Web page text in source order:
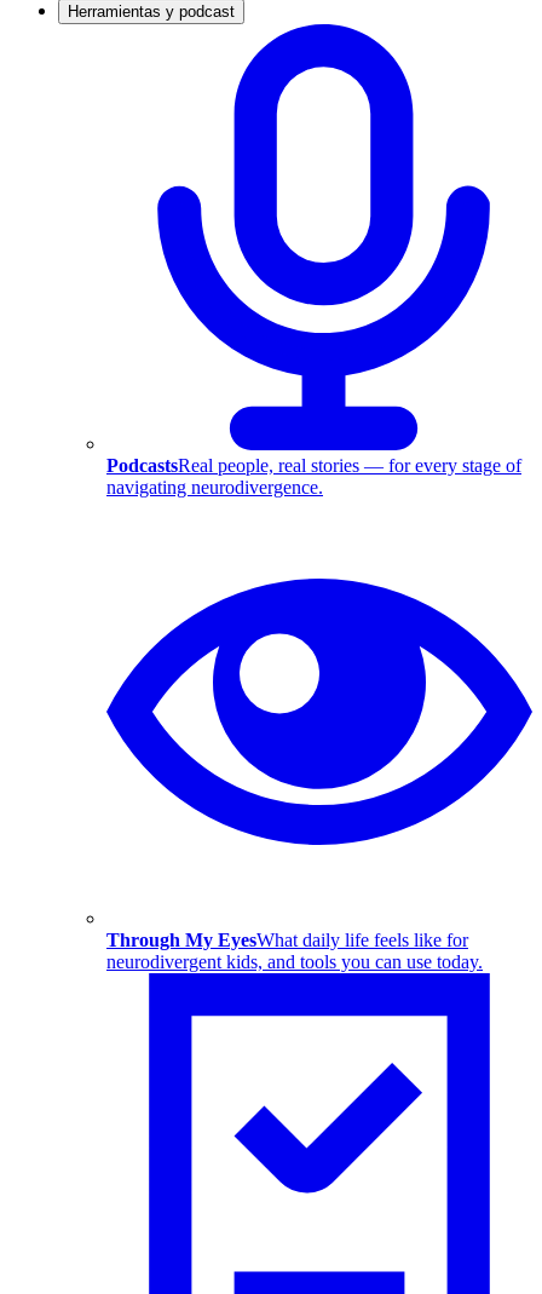
Herramientas y podcast
PodcastsReal people, real stories — for every stage of
navigating neurodivergence.
Through My EyesWhat daily life feels like for
neurodivergent kids, and tools you can use today.